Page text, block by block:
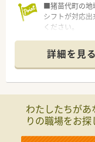
■猪苗代町の地
シフトが対応出
ください。
汁125日かつ残
◎
■内科、整形外
ります。学べる
■代表取締役も
魅力です◎
詳細を見る
わたしたちが
りの職場をお探